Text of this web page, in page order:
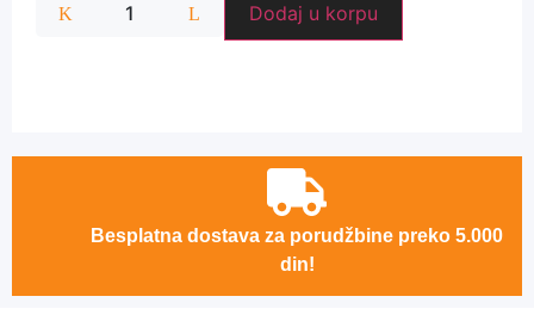
Dodaj u korpu
Besplatna dostava za porudžbine preko 5.000
din!